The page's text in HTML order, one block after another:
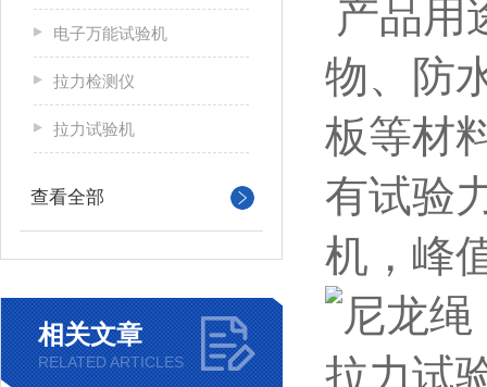
电子万能试验机
拉力检测仪
拉力试验机
查看全部
相关文章
RELATED ARTICLES
产品用
物、防
板等材
有试验
机，峰